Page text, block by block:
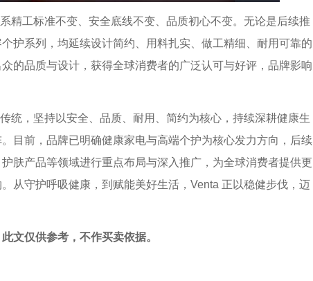
工标准不变、安全底线不变、品质初心不变。无论是后续推
护系列，均延续设计简约、用料扎实、做工精细、耐用可靠的
的品质与设计，获得全球消费者的广泛认可与好评，品牌影响
，坚持以安全、品质、耐用、简约为核心，持续深耕健康生
目前，品牌已明确健康家电与高端个护为核心发力方向，后续
肤产品等领域进行重点布局与深入推广，为全球消费者提供更
从守护呼吸健康，到赋能美好生活，Venta 正以稳健步伐，迈
文仅供参考，不作买卖依据。